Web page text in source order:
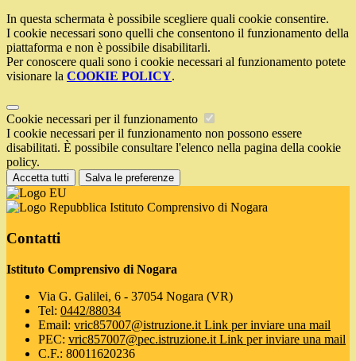
In questa schermata è possibile scegliere quali cookie consentire.
I cookie necessari sono quelli che consentono il funzionamento della
piattaforma e non è possibile disabilitarli.
Per conoscere quali sono i cookie necessari al funzionamento potete
visionare la COOKIE POLICY.
Cookie necessari per il funzionamento
I cookie necessari per il funzionamento non possono essere
disabilitati. È possibile consultare l'elenco nella pagina della cookie
policy.
Accetta tutti Salva le preferenze
Istituto Comprensivo di Nogara
Contatti
Istituto Comprensivo di Nogara
Via G. Galilei, 6 - 37054 Nogara (VR)
Tel: 0442/88034
Email: vric857007@istruzione.it Link per inviare una mail
PEC: vric857007@pec.istruzione.it Link per inviare una mail
C.F.: 80011620236